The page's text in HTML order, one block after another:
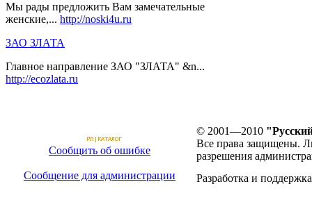
Мы рады предложить Вам замечательные
женские,... http://noski4u.ru
ЗАО ЗЛАТА
Главное направление ЗАО "ЗЛАТА" &n...
http://ecozlata.ru
Сообщить об ошибке
Сообщение для администрации
© 2001—2010
Все права защищены.
разрешения
Разработка и